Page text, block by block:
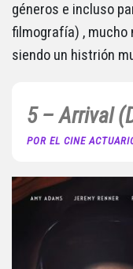
géneros e incluso
filmografía) , mucho
siendo un histrión
5 – Arrival
POR EL CINE